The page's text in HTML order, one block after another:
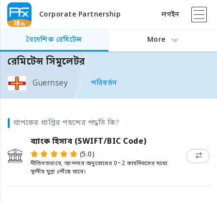
Corporate Partnership লগইন
বৈদেশিক রেমিটেন্স More
রেমিটেন্স সিমুলেটর
Guernsey পরিবর্তন
প্রাপকের প্রাপ্তির পছন্দের পদ্ধতি কি?
ব্যাংক হিসাব (SWIFT/BIC Code)
(5.0)
নীতিগতভাবে, আপনার অনুরোধের 0~2 কার্যদিবসের মধ্যে
স্থানীয় মুদ্রা পৌঁছে যাবে।